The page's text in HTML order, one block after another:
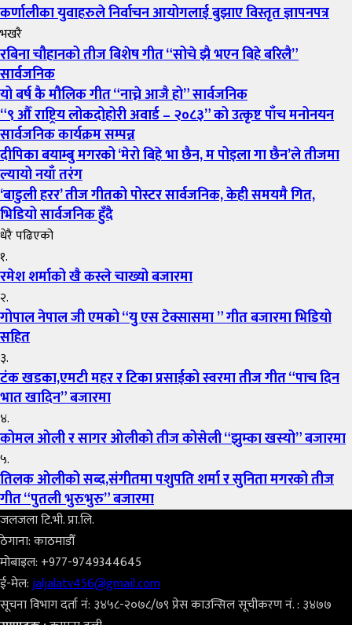
कर्णालीका युवाहरुले निर्वाचन आयोगलाई बुझाए विस्तृत ज्ञापनपत्र
भखरै
रबिना चौहानको तीज बिशेष गीत “सोचे झै भएन बिहे बरिलै”
सार्वजनिक
यो बर्ष कै मौलिक गीत “नाच्ने आजै हो” सार्वजनिक
“९ औँ राष्ट्रिय लोकदोहोरी अवार्ड – २०८३” को उत्कृष्ट पाँच मनोनयन
सार्वजनिक कार्यक्रम सम्पन्न
दीपिका बयाम्बु मगरको ‘मेरो बिहे भा छैन, म पोइला गा छैन’ले तीजमा
ल्यायो नयाँ तरंग
‘बाडुली हरर’ तीज गीतको पोस्टर सार्वजनिक, केही समयमै गित,
भिडियो सार्वजनिक हुँदै
धेरै पढिएको
१.
रमेश शर्माको खै कस्ले चाख्यो बजारमा
२.
गोपाल नेपाल जी एमको “यु एस टेक्सासमा ” गीत बजारमा भिडियो
सहित
३.
टंक खडका,एमटी महर र टिका प्रसाईको स्वरमा तीज गीत “पाच दिन
भात खादिन” बजारमा
४.
कोमल ओली र सागर ओलीको तीज कोसेली “झुम्का खस्यो” बजारमा
५.
तिलक ओलीको सब्द,संगीतमा पशुपति शर्मा र सुनिता मगरको तीज
गीत “पुतली भुरुभुरु” बजारमा
जलजला टि.भी. प्रा.लि.
ठेगाना: काठमाडौँ
मोबाइल: +977-9749344645
ई-मेल:jaljalatv456@gmail.com
सूचना विभाग दर्ता नं: ३४५८-२०७८/७९ प्रेस काउन्सिल सूचीकरण नं. : ३४७७